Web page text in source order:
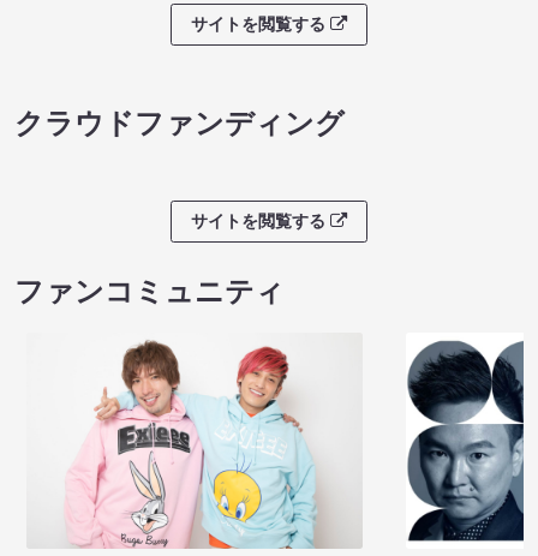
サイトを閲覧する
クラウドファンディング
サイトを閲覧する
ファンコミュニティ